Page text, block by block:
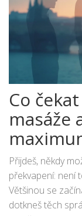
Co
masáže
Přijdeš, někdy
překvapení: není
Většinou se
dotkneš těch